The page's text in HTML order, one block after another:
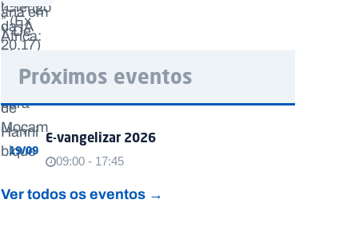
Próximos eventos
19/09
E-vangelizar 2026
09:00 - 17:45
Ver todos os eventos →